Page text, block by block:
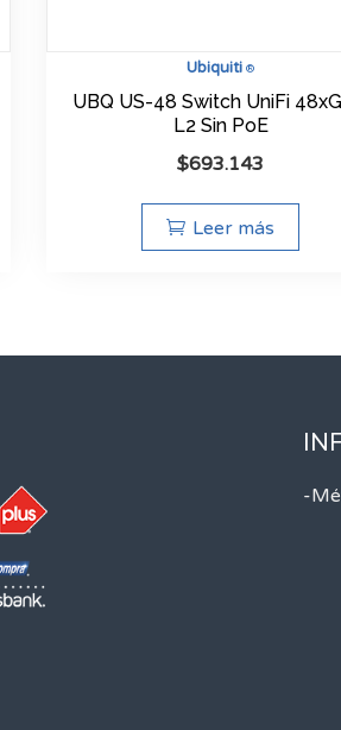
Ubiquiti ®
UBQ US-48 Switch UniFi
L2 Sin PoE
$693.143
Leer más
-